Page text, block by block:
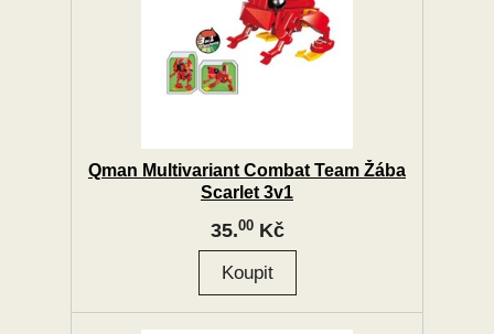
Qman Multivariant Combat Team Žába
Scarlet 3v1
35.00Kč